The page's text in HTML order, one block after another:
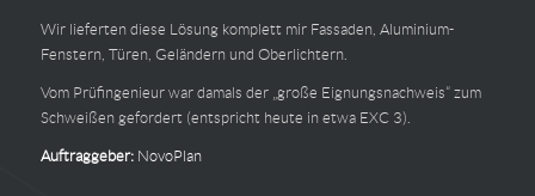
Wir lieferten diese Lösung komplett mir Fassaden, Aluminium-
Fenstern, Türen, Geländern und Oberlichtern.
Vom Prüfingenieur war damals der „große Eignungsnachweis“ zum
Schweißen gefordert (entspricht heute in etwa EXC 3).
Auftraggeber: NovoPlan